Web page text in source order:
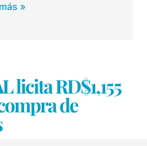
»
licita RD$1,155
de